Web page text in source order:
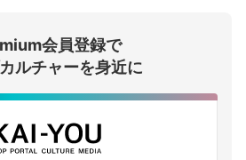
ログインする
会員登録で
ルチャーを身近に